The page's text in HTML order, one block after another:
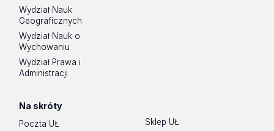
Wydział Nauk
Geograficznych
Wydział Nauk o
Wychowaniu
Wydział Prawa i
Administracji
Na skróty
Poczta UŁ
Sklep UŁ